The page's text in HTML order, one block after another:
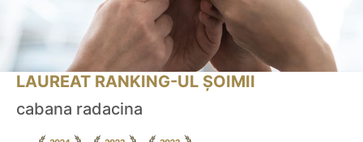
LAUREAT RANKING-UL ȘOIMII
cabana radacina